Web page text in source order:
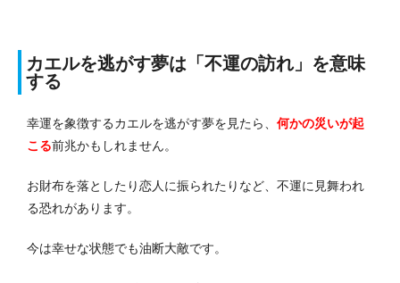
カエルを逃がす夢は「不運の訪れ」を意味
する
幸運を象徴するカエルを逃がす夢を見たら、 何かの災いが起
こる前兆かもしれません。
お財布を落としたり恋人に振られたりなど、不運に見舞われ
る恐れがあります。
今は幸せな状態でも油断大敵です。